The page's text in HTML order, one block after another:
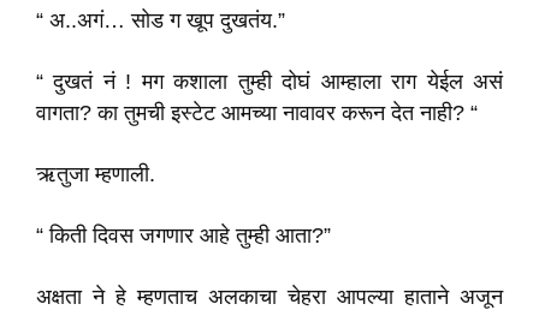
“ अ..अगं… सोड ग खूप दुखतंय.”
“ दुखतं नं ! मग कशाला तुम्ही दोघं आम्हाला राग येईल असं
वागता? का तुमची इस्टेट आमच्या नावावर करून देत नाही? “
ऋतुजा म्हणाली.
“ किती दिवस जगणार आहे तुम्ही आता?”
अक्षता ने हे म्हणताच अलकाचा चेहरा आपल्या हाताने अजून